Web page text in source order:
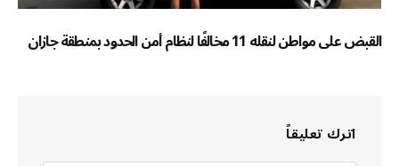
القبض على مواطن لنقله 11 مخالفًا لنظام أمن الحدود بمنطقة جازان
اترك تعليقاً